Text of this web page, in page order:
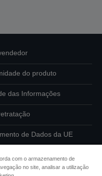
do produto
das Informações
de Dados da UE
com o armazenamento de
no site, analisar a utilização